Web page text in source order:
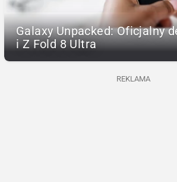
Galaxy Unpacked: Oficjalny
i Z Fold 8 Ultra
REKLAMA